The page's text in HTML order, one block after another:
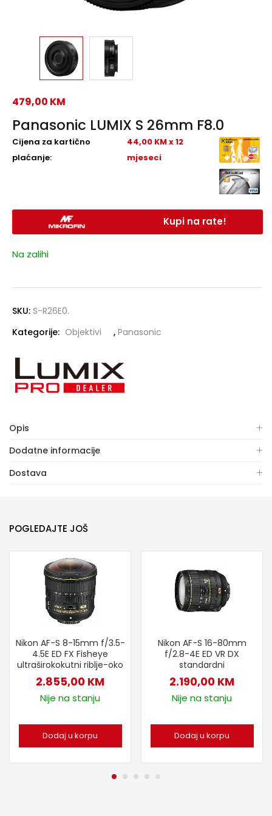
Panasonic LUMIX S 26mm F8.0
479,00 KM
Cijena za kartično
plaćanje:
44,00 KM x 12
mjeseci
Kupi na rate!
Na zalihi
SKU: S-R26E0.
Kategorije: Objektivi , Panasonic
Opis
Dodatne informacije
Dostava
POGLEDAJTE JOŠ
Nikon AF-S 8-15mm f/3.5-
4.5E ED FX Fisheye
ultraširokokutni riblje-oko
2.855,00 KM
Nije na stanju
Dodaj u korpu
Nikon AF-S 16-80mm
f/2.8-4E ED VR DX
standardni
2.190,00 KM
Nije na stanju
Dodaj u korpu